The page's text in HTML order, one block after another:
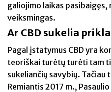
galiojimo laikas
veiksmingas.
Ar CBD sukelia
Pagal įstatymus CBD yra
teoriškai turėtų turėti tam
sukeliančių savybių.
Remiantis 2017 m.,